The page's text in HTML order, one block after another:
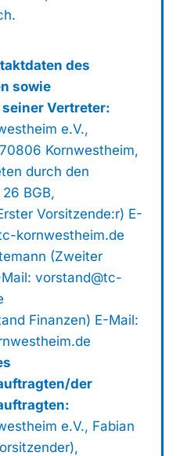
des
sowie
Vertreter:
e.V.,
Kornwestheim,
durch den
BGB,
Vorsitzende:r) E-
kornwestheim.de
(Zweiter
vorstand@tc-
Finanzen) E-Mail:
der
e.V., Fabian